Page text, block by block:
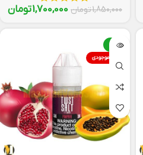
1,850,000تومان 1,700,000تومان
-8%
اتمام موجودی